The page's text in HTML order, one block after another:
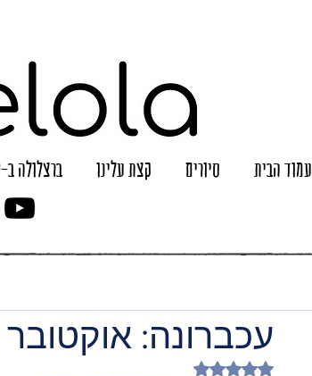
עמוד הבית סיורים קצת עלינו ברצלולה ב-90 שניות
עכברונה: אוקטובר 2022: Top 10!
דירוג של NaN מתוך 5 כוכבים